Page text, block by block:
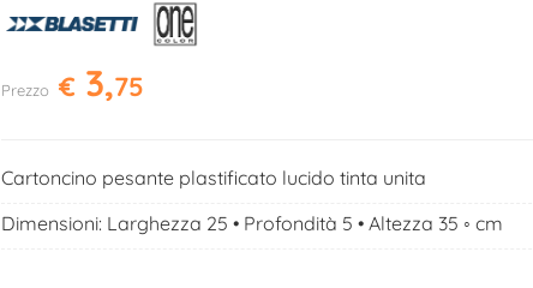
Prezzo € 3,75
Cartoncino pesante plastificato lucido tinta unita
Dimensioni: Larghezza 25 • Profondità 5 • Altezza 35 ◦ cm